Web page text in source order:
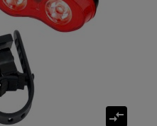
compare_arrows